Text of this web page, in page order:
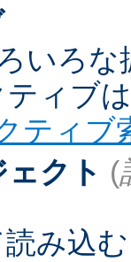
いろ
ティブ
ティブ
クト (
み込